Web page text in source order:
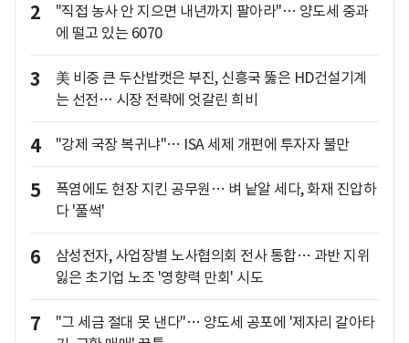
2
"직접 농사 안 지으면 내년까지 팔아라"… 양도세 중과
에 떨고 있는 6070
3
美 비중 큰 두산밥캣은 부진, 신흥국 뚫은 HD건설기계
는 선전… 시장 전략에 엇갈린 희비
4 "강제 국장 복귀냐"… ISA 세제 개편에 투자자 불만
5
폭염에도 현장 지킨 공무원… 벼 낱알 세다, 화재 진압하
다 '풀썩'
6
삼성전자, 사업장별 노사협의회 전사 통합… 과반 지위
잃은 초기업 노조 '영향력 만회' 시도
7
"그 세금 절대 못 낸다"… 양도세 공포에 '제자리 갈아타